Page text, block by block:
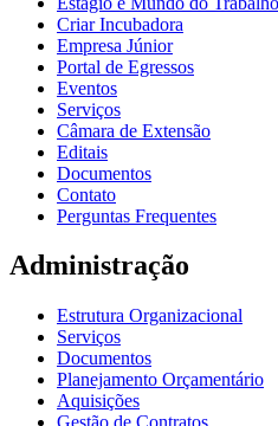
Criar Incubadora
Empresa Júnior
Portal de Egressos
Eventos
Serviços
Câmara de Extensão
Editais
Documentos
Contato
Perguntas Frequentes
Administração
Estrutura Organizacional
Serviços
Documentos
Planejamento Orçamentário
Aquisições